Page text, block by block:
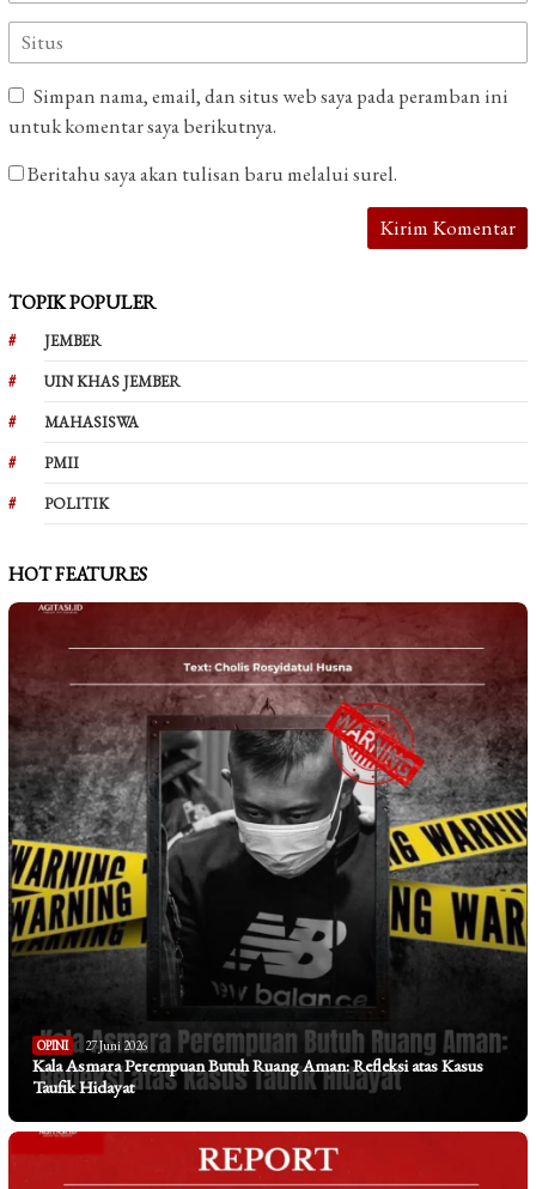
Simpan nama, email, dan situs web saya pada peramban ini
untuk komentar saya berikutnya.
Beritahu saya akan tulisan baru melalui surel.
TOPIK POPULER
JEMBER
UIN KHAS JEMBER
MAHASISWA
PMII
POLITIK
HOT FEATURES
OPINI 27 Juni 2026
Kala Asmara Perempuan Butuh Ruang Aman: Refleksi atas Kasus
Taufik Hidayat